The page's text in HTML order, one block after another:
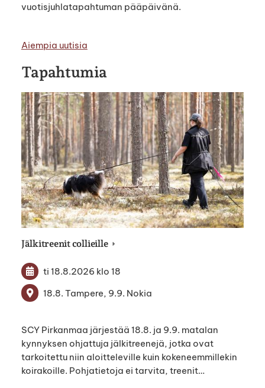
vuotisjuhlatapahtuman pääpäivänä.
Aiempia uutisia
Tapahtumia
Jälkitreenit collieille
ti 18.8.2026 klo 18
18.8. Tampere, 9.9. Nokia
SCY Pirkanmaa järjestää 18.8. ja 9.9. matalan
kynnyksen ohjattuja jälkitreenejä, jotka ovat
tarkoitettu niin aloitteleville kuin kokeneemmillekin
koirakoille. Pohjatietoja ei tarvita, treenit…